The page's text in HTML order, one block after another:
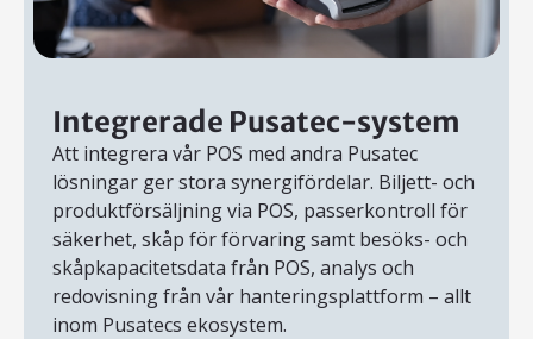
Integrerade Pusatec-system
Att integrera vår POS med andra Pusatec
lösningar ger stora synergifördelar. Biljett- och
produktförsäljning via POS, passerkontroll för
säkerhet, skåp för förvaring samt besöks- och
skåpkapacitetsdata från POS, analys och
redovisning från vår hanteringsplattform – allt
inom Pusatecs ekosystem.